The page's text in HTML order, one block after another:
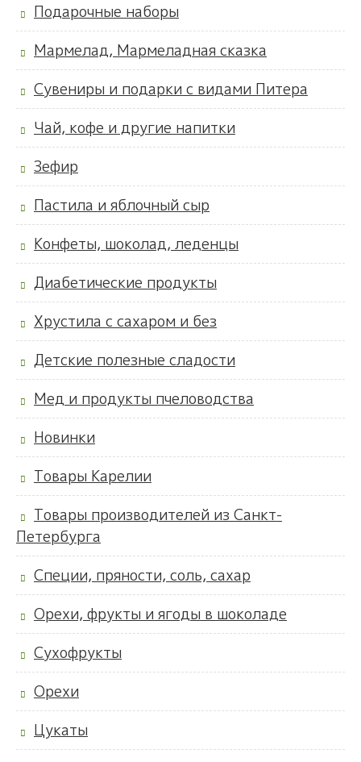
Подарочные наборы
Мармелад, Мармеладная сказка
Сувениры и подарки с видами Питера
Чай, кофе и другие напитки
Зефир
Пастила и яблочный сыр
Конфеты, шоколад, леденцы
Диабетические продукты
Хрустила с сахаром и без
Детские полезные сладости
Мед и продукты пчеловодства
Новинки
Товары Карелии
Товары производителей из Санкт-
Петербурга
Специи, пряности, соль, сахар
Орехи, фрукты и ягоды в шоколаде
Сухофрукты
Орехи
Цукаты